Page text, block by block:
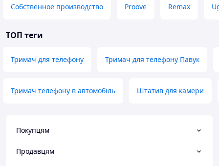
Собственное производство Proove Remax
ТОП теги
Тримач для телефону Тримач для телефону Павук
Тримач телефону в автомобіль Штатив для камери
Покупцям
Продавцям